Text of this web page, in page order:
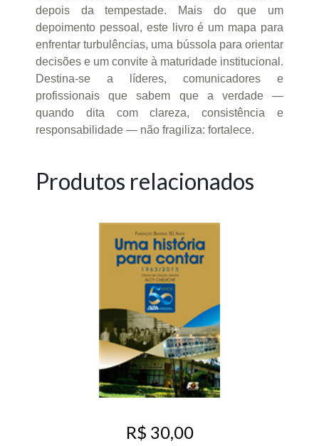
depois da tempestade. Mais do que um
depoimento pessoal, este livro é um mapa para
enfrentar turbulências, uma bússola para orientar
decisões e um convite à maturidade institucional.
Destina-se a líderes, comunicadores e
profissionais que sabem que a verdade —
quando dita com clareza, consistência e
responsabilidade — não fragiliza: fortalece.
Produtos relacionados
R$ 30,00